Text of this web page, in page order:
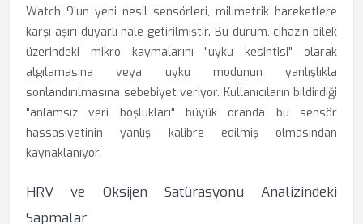
Watch 9'un yeni nesil sensörleri, milimetrik hareketlere
karşı aşırı duyarlı hale getirilmiştir. Bu durum, cihazın bilek
üzerindeki mikro kaymalarını "uyku kesintisi" olarak
algılamasına veya uyku modunun yanlışlıkla
sonlandırılmasına sebebiyet veriyor. Kullanıcıların bildirdiği
"anlamsız veri boşlukları" büyük oranda bu sensör
hassasiyetinin yanlış kalibre edilmiş olmasından
kaynaklanıyor.
HRV ve Oksijen Satürasyonu Analizindeki
Sapmalar